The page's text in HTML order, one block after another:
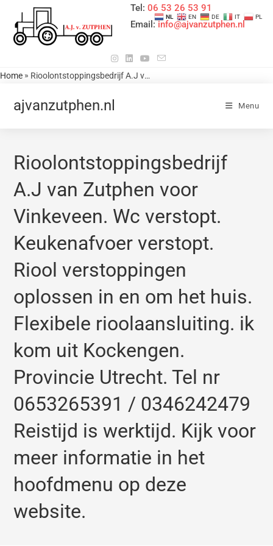
Tel: 06 53 26 53 91
Email:info@ajvanzutphen.nl
Home » Rioolontstoppingsbedrijf A.J van Zutphen voor Vinkeveen. Wc verstopt. Keukenafvoer verstopt. Riool verstoppingen oplossen in en om het huis. Flexibele rioolaansluiting. ik kom uit Kockengen. Provincie Utrecht. Tel nr 0653265391 / 0346242479 Reistijd is werktijd. Kijk voor meer informatie in het hoofdmenu op deze website.
ajvanzutphen.nl Menu
Rioolontstoppingsbedrijf
A.J van Zutphen voor
Vinkeveen. Wc verstopt.
Keukenafvoer verstopt.
Riool verstoppingen
oplossen in en om het huis.
Flexibele rioolaansluiting. ik
kom uit Kockengen.
Provincie Utrecht. Tel nr
0653265391 / 0346242479
Reistijd is werktijd. Kijk voor
meer informatie in het
hoofdmenu op deze
website.
NL EN DE IT PL